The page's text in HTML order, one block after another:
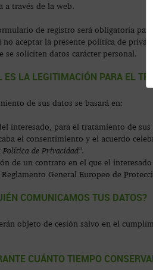
a través de la web.
de registro será obligatoria
aceptar la presente política de
se soliciten datos carácter personal.
LA LEGITIMACIÓN PARA EL
de sus datos se basará en:
interesado, para el tratamiento de
el consentimiento y el acuerdo
de Privacidad”.
de un contrato en el que el
General Europeo de
COMUNICAMOS TUS DATOS?
objeto de cesión salvo en el
CUÁNTO TIEMPO